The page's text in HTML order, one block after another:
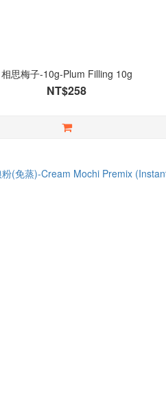
相思梅子-10g-Plum Filling 10g
NT$258